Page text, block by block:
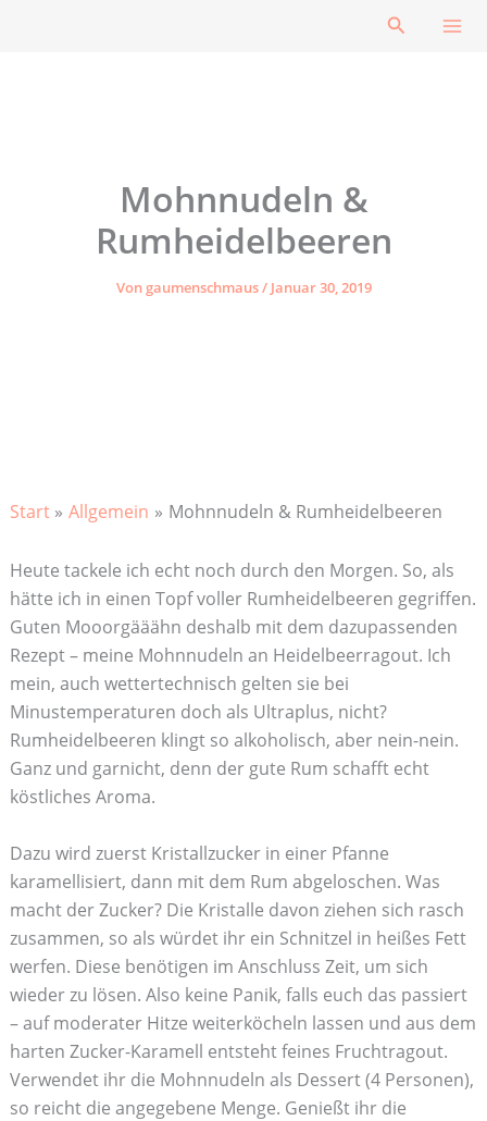
Suchen
Mohnnudeln &
Rumheidelbeeren
Vongaumenschmaus/ Januar 30, 2019
Start Allgemein Mohnnudeln & Rumheidelbeeren
Heute tackele ich echt noch durch den Morgen. So, als
hätte ich in einen Topf voller Rumheidelbeeren gegriffen.
Guten Mooorgääähn deshalb mit dem dazupassenden
Rezept – meine Mohnnudeln an Heidelbeerragout. Ich
mein, auch wettertechnisch gelten sie bei
Minustemperaturen doch als Ultraplus, nicht?
Rumheidelbeeren klingt so alkoholisch, aber nein-nein.
Ganz und garnicht, denn der gute Rum schafft echt
köstliches Aroma.
Dazu wird zuerst Kristallzucker in einer Pfanne
karamellisiert, dann mit dem Rum abgeloschen. Was
macht der Zucker? Die Kristalle davon ziehen sich rasch
zusammen, so als würdet ihr ein Schnitzel in heißes Fett
werfen. Diese benötigen im Anschluss Zeit, um sich
wieder zu lösen. Also keine Panik, falls euch das passiert
– auf moderater Hitze weiterköcheln lassen und aus dem
harten Zucker-Karamell entsteht feines Fruchtragout.
Verwendet ihr die Mohnnudeln als Dessert (4 Personen),
so reicht die angegebene Menge. Genießt ihr die